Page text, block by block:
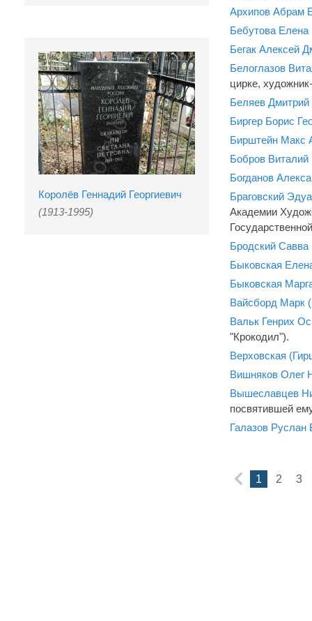
Королёв Геннадий Георгиевич
(1913-1995)
Архипов Абрам
Бебутова
Бегак Алексей
Белоглазов
цирке,
Беляев
Биргер Борис
Бирштейн Макс
Бобров Виталий
Богданов
Браговский
Aкадемии
Бродский Савва
Быковская
Быковская
Вайсборд Марк
Вальк Генрих
"Крокодил").
Верховская
Вишняков Олег
Вышеславцев
посвятившей
Галазов Руслан
1 2 3